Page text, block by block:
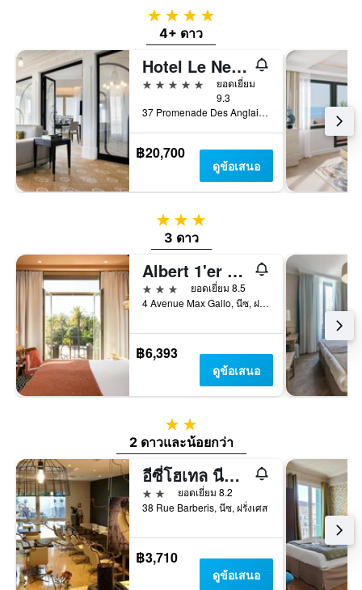
4 ดาว
4+ ดาว
Hotel Le Negresco
5 ดาว
ยอดเยี่ยม
9.3
37 Promenade Des Anglais, นีซ, ฝรั่งเศส
฿20,700
ดูข้อเสนอ
3 ดาว
3 ดาว
Albert 1'er Hotel Nice, France
3 ดาว
ยอดเยี่ยม 8.5
4 Avenue Max Gallo, นีซ, ฝรั่งเศส
฿6,393
ดูข้อเสนอ
2 ดาว
2 ดาวและน้อยกว่า
อีซี่โฮเทล นีซ โอลด์ทาวน์
2 ดาว
ยอดเยี่ยม 8.2
38 Rue Barberis, นีซ, ฝรั่งเศส
฿3,710
ดูข้อเสนอ